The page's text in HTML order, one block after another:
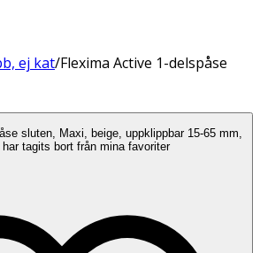
ej kat/Flexima Active 1-delspåse
sluten, Maxi, beige, uppklippbar 15-65 mm,
tagits bort från mina favoriter